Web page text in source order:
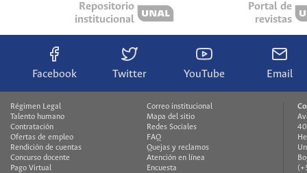
Repositorio
institucional
Portal de
revistas
Facebook Twitter YouTube Email
Régimen Legal
Talento humano
Contratación
Ofertas de empleo
Rendición de cuentas
Concurso docente
Pago Virtual
Correo institucional
Mapa del sitio
Redes Sociales
FAQ
Quejas y reclamos
Atención en línea
Encuesta